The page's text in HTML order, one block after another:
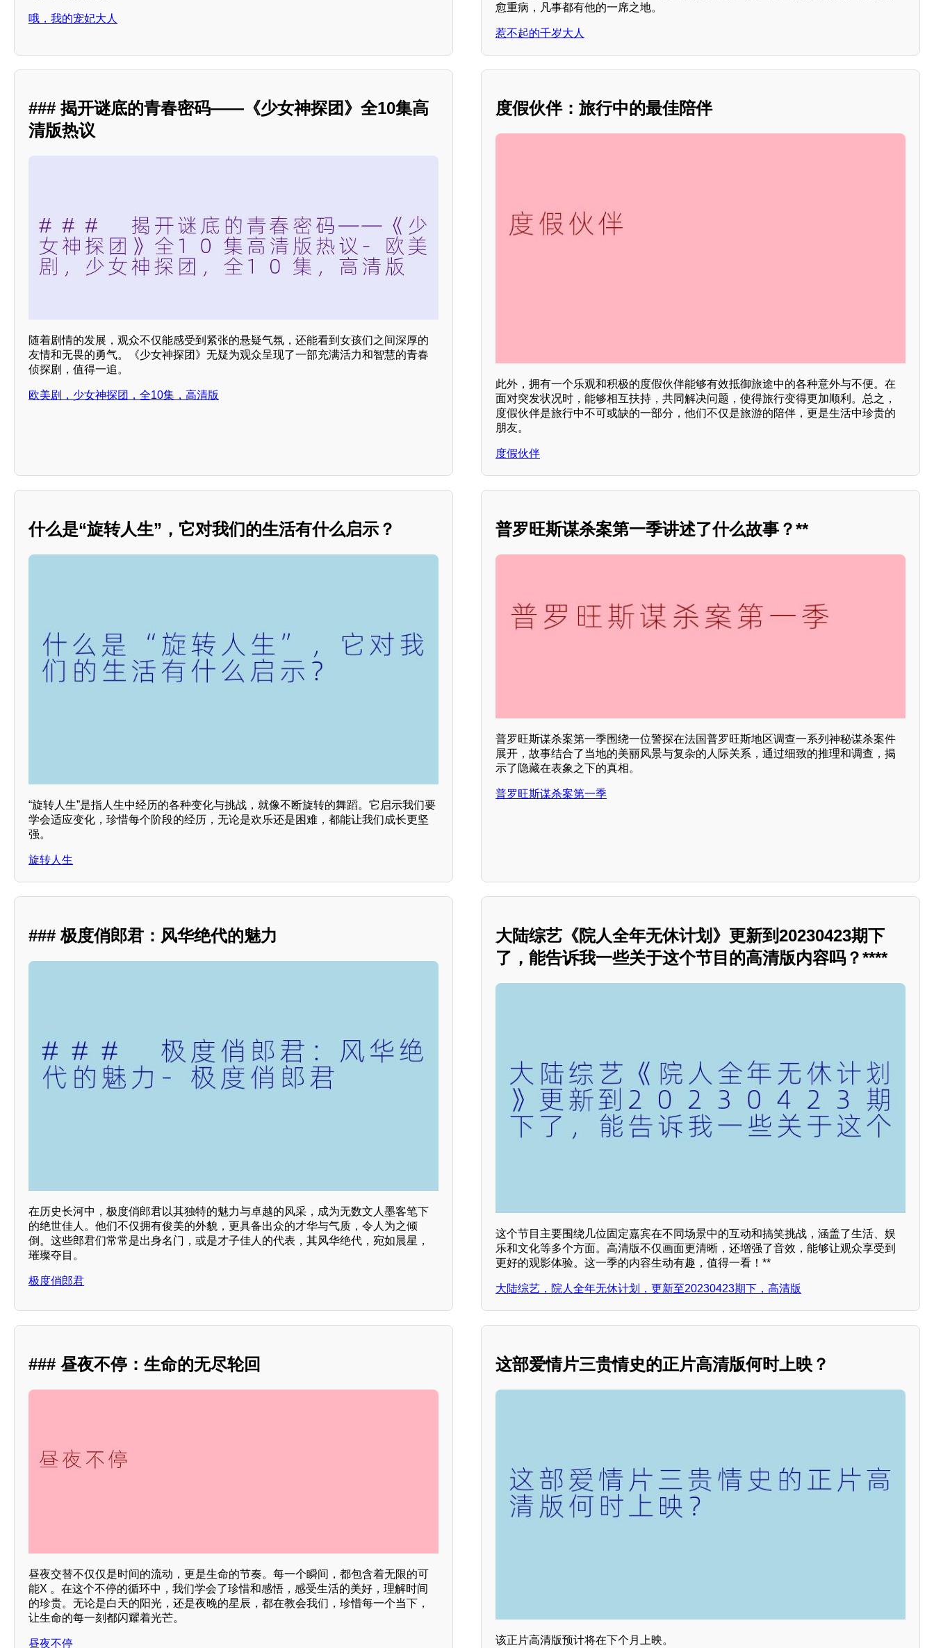
哦，我的宠妃大人
愈重病，凡事都有他的一席之地。
惹不起的千岁大人
### 揭开谜底的青春密码——《少女神探团》全10集高
清版热议
随着剧情的发展，观众不仅能感受到紧张的悬疑气氛，还能看到女孩们之间深厚的
友情和无畏的勇气。《少女神探团》无疑为观众呈现了一部充满活力和智慧的青春
侦探剧，值得一追。
欧美剧，少女神探团，全10集，高清版
度假伙伴：旅行中的最佳陪伴
此外，拥有一个乐观和积极的度假伙伴能够有效抵御旅途中的各种意外与不便。在
面对突发状况时，能够相互扶持，共同解决问题，使得旅行变得更加顺利。总之，
度假伙伴是旅行中不可或缺的一部分，他们不仅是旅游的陪伴，更是生活中珍贵的
朋友。
度假伙伴
什么是“旋转人生”，它对我们的生活有什么启示？
“旋转人生”是指人生中经历的各种变化与挑战，就像不断旋转的舞蹈。它启示我们要
学会适应变化，珍惜每个阶段的经历，无论是欢乐还是困难，都能让我们成长更坚
强。
旋转人生
普罗旺斯谋杀案第一季讲述了什么故事？**
普罗旺斯谋杀案第一季围绕一位警探在法国普罗旺斯地区调查一系列神秘谋杀案件
展开，故事结合了当地的美丽风景与复杂的人际关系，通过细致的推理和调查，揭
示了隐藏在表象之下的真相。
普罗旺斯谋杀案第一季
### 极度俏郎君：风华绝代的魅力
在历史长河中，极度俏郎君以其独特的魅力与卓越的风采，成为无数文人墨客笔下
的绝世佳人。他们不仅拥有俊美的外貌，更具备出众的才华与气质，令人为之倾
倒。这些郎君们常常是出身名门，或是才子佳人的代表，其风华绝代，宛如晨星，
璀璨夺目。
极度俏郎君
大陆综艺《院人全年无休计划》更新到20230423期下
了，能告诉我一些关于这个节目的高清版内容吗？****
这个节目主要围绕几位固定嘉宾在不同场景中的互动和搞笑挑战，涵盖了生活、娱
乐和文化等多个方面。高清版不仅画面更清晰，还增强了音效，能够让观众享受到
更好的观影体验。这一季的内容生动有趣，值得一看！**
大陆综艺，院人全年无休计划，更新至20230423期下，高清版
### 昼夜不停：生命的无尽轮回
昼夜交替不仅仅是时间的流动，更是生命的节奏。每一个瞬间，都包含着无限的可
能X 。在这个不停的循环中，我们学会了珍惜和感悟，感受生活的美好，理解时间
的珍贵。无论是白天的阳光，还是夜晚的星辰，都在教会我们，珍惜每一个当下，
让生命的每一刻都闪耀着光芒。
昼夜不停
这部爱情片三贵情史的正片高清版何时上映？
该正片高清版预计将在下个月上映。